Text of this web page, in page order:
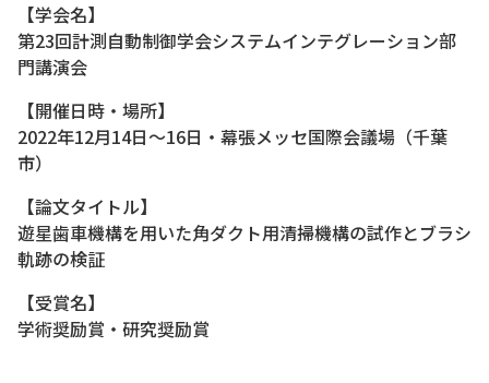
【学会名】
第23回計測自動制御学会システムインテグレーション部
門講演会
【開催日時・場所】
2022年12月14日～16日・幕張メッセ国際会議場（千葉
市）
【論文タイトル】
遊星歯車機構を用いた角ダクト用清掃機構の試作とブラシ
軌跡の検証
【受賞名】
学術奨励賞・研究奨励賞